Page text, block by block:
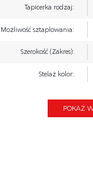
Tapicerka rodzaj:
Możliwość sztaplowania:
Szerokość (Zakres):
Stelaż kolor:
Wysokość:
POKAŻ